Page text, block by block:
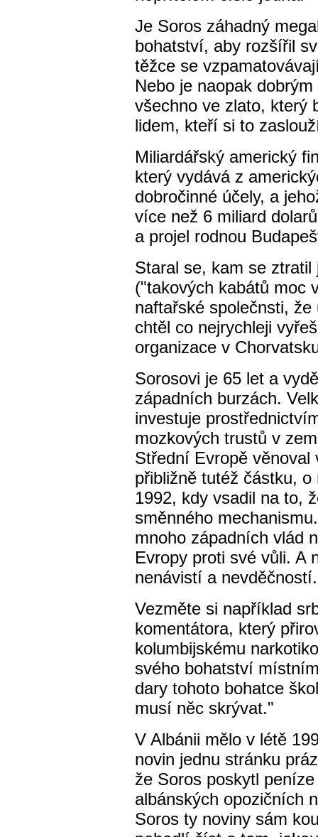
Je Soros záhadný
bohatství, aby rozšířil
těžce se
Nebo je naopak
všechno ve zlato, který
lidem, kteří si to
Miliardářský americký
který vydává z
dobročinné účely, a
více než 6 miliard
a projel rodnou
Staral se, kam se
("takových kabátů moc
naftařské společnsti,
chtěl co nejrychleji
organizace v
Sorosovi je 65 let a
západních burzách.
investuje
mozkových trustů v
Střední Evropě
přibližně tutéž částku,
1992, kdy vsadil na to,
směnného
mnoho západních vlád
Evropy proti své vůli. A
nenávistí a nevděčností.
Vezměte si například
komentátora, který
kolumbijskému
svého bohatství
dary tohoto bohatce
musí něc skrývat."
V Albánii mělo v létě
novin jednu stránku
že Soros poskytl
albánských opozičních
Soros ty noviny sám